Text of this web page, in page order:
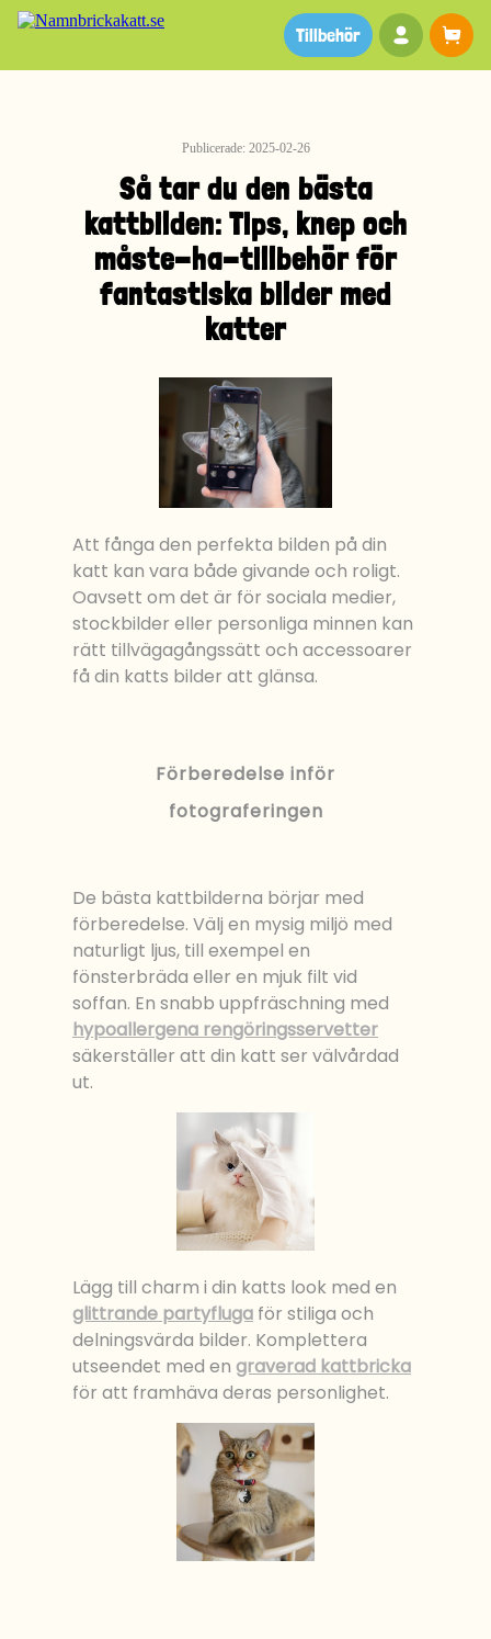
Ditt
Tillbehör
Publicerade: 2025-02-26
Så tar du den bästa
kattbilden: Tips, knep och
måste-ha-tillbehör för
fantastiska bilder med
katter
Att fånga den perfekta bilden på din
katt kan vara både givande och roligt.
Oavsett om det är för sociala medier,
stockbilder eller personliga minnen kan
rätt tillvägagångssätt och accessoarer
få din katts bilder att glänsa.
Förberedelse inför
fotograferingen
De bästa kattbilderna börjar med
förberedelse. Välj en mysig miljö med
naturligt ljus, till exempel en
fönsterbräda eller en mjuk filt vid
soffan. En snabb uppfräschning med
hypoallergena rengöringsservetter
säkerställer att din katt ser välvårdad
ut.
Lägg till charm i din katts look med en
glittrande partyfluga för stiliga och
delningsvärda bilder. Komplettera
utseendet med en graverad kattbricka
för att framhäva deras personlighet.